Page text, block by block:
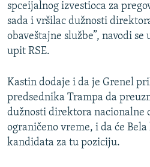
spceijalnog izvestioca za
sada i vršilac dužnosti
obaveštajne službe”, navodi se
upit RSE.
Kastin dodaje i da je Grenel
predsednika Trampa da
dužnosti direktora nacionalne
ograničeno vreme, i da će
kandidata za tu poziciju.